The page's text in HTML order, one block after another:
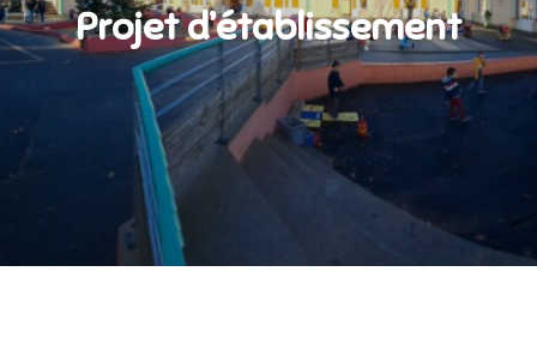
Projet d’établissement